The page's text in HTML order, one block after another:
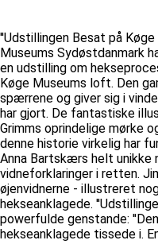
''Udstillingen Besat på
Museums Sydøstdanmark
en udstilling om
Køge Museums loft. Den
spærrene og giver sig i
har gjort. De fantastiske
Grimms oprindelige mørke
denne historie virkelig har
Anna Bartskærs helt
vidneforklaringer i retten.
øjenvidnerne - illustreret
hekseanklagede.
powerfulde genstande:
hekseanklagede tissede i.